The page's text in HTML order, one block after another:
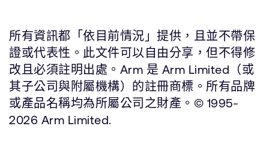
所有資訊都「依目前情況」提供，且並不帶保
證或代表性。此文件可以自由分享，但不得修
改且必須註明出處。Arm 是 Arm Limited（或
其子公司與附屬機構）的註冊商標。所有品牌
或產品名稱均為所屬公司之財產。© 1995-
2026 Arm Limited.